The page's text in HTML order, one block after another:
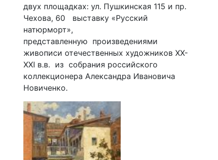
двух площадках: ул. Пушкинская 115 и пр.
Чехова, 60 выставку «Русский
натюрморт»,
представленную произведениями
живописи отечественных художников XX-
XXI в.в. из собрания российского
коллекционера Александра Ивановича
Новиченко.